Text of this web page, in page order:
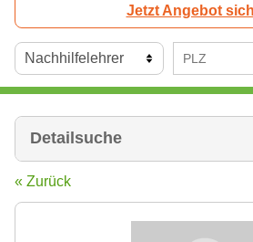
Jetzt Angebot
Detailsuche
« Zurück